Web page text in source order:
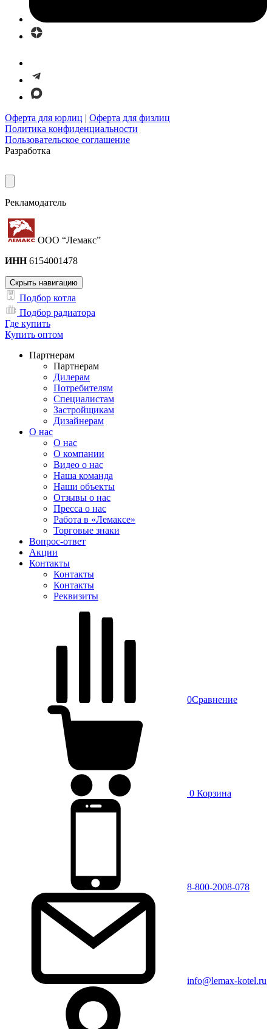
Оферта для юрлиц | Оферта для физлиц
Политика конфиденциальности
Пользовательское соглашение
Разработка
Рекламодатель
ООО “Лемакс”
ИНН6154001478
Скрыть навигацию
Подбор котла
Подбор радиатора
Где купить
Купить оптом
Партнерам
Партнерам
Дилерам
Потребителям
Специалистам
Застройщикам
Дизайнерам
О нас
О нас
О компании
Видео о нас
Наша команда
Наши объекты
Отзывы о нас
Пресса о нас
Работа в «Лемаксе»
Торговые знаки
Вопрос-ответ
Акции
Контакты
Контакты
Контакты
Реквизиты
0Сравнение
0 Корзина
8-800-2008-078
info@lemax-kotel.ru